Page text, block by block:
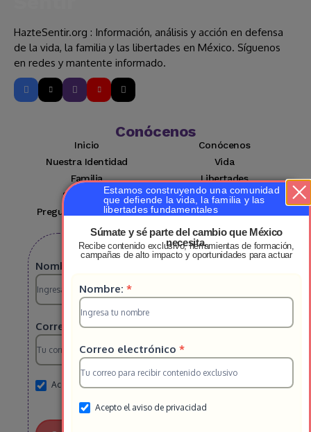
HazteSentir.org : Información, análisis y acción en defensa
de la vida, la familia y las libertades en México. Síguenos
en redes y mantente informado.
Conócenos
Inicio
Conócenos
Nuestra Identidad
Vida
Familia
Libertades
Suscríbete
Mi cuenta
Preguntas Frecuentes
Contacto
Suscribete a nuestro boletin
Suscripcion
HS
2025
Nombre:
Correo electrónico*
Acepto el aviso de privacidad
Estamos construyendo una comunidad
que defiende la vida, la familia y las
libertades fundamentales
Súmate y sé parte del cambio que México
necesita.
Recibe contenido exclusivo, herramientas de formación,
campañas de alto impacto y oportunidades para actuar
Suscripcion
HS
2025
Nombre: *
Correo electrónico *
Acepto el aviso de privacidad